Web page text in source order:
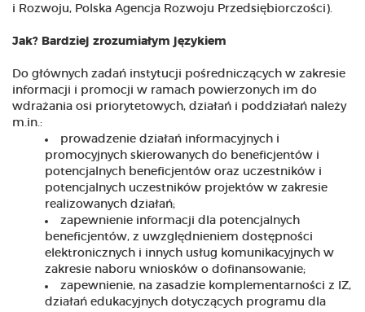
i Rozwoju, Polska Agencja Rozwoju Przedsiębiorczości).
Jak? Bardziej zrozumiałym językiem
Do głównych zadań instytucji pośredniczących w zakresie
informacji i promocji w ramach powierzonych im do
wdrażania osi priorytetowych, działań i poddziałań należy
m.in.:
prowadzenie działań informacyjnych i
promocyjnych skierowanych do beneficjentów i
potencjalnych beneficjentów oraz uczestników i
potencjalnych uczestników projektów w zakresie
realizowanych działań;
zapewnienie informacji dla potencjalnych
beneficjentów, z uwzględnieniem dostępności
elektronicznych i innych usług komunikacyjnych w
zakresie naboru wniosków o dofinansowanie;
zapewnienie, na zasadzie komplementarności z IZ,
działań edukacyjnych dotyczących programu dla